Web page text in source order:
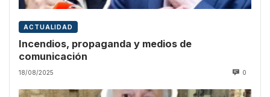
ACTUALIDAD
Incendios, propaganda y medios de
comunicación
18/08/2025 0